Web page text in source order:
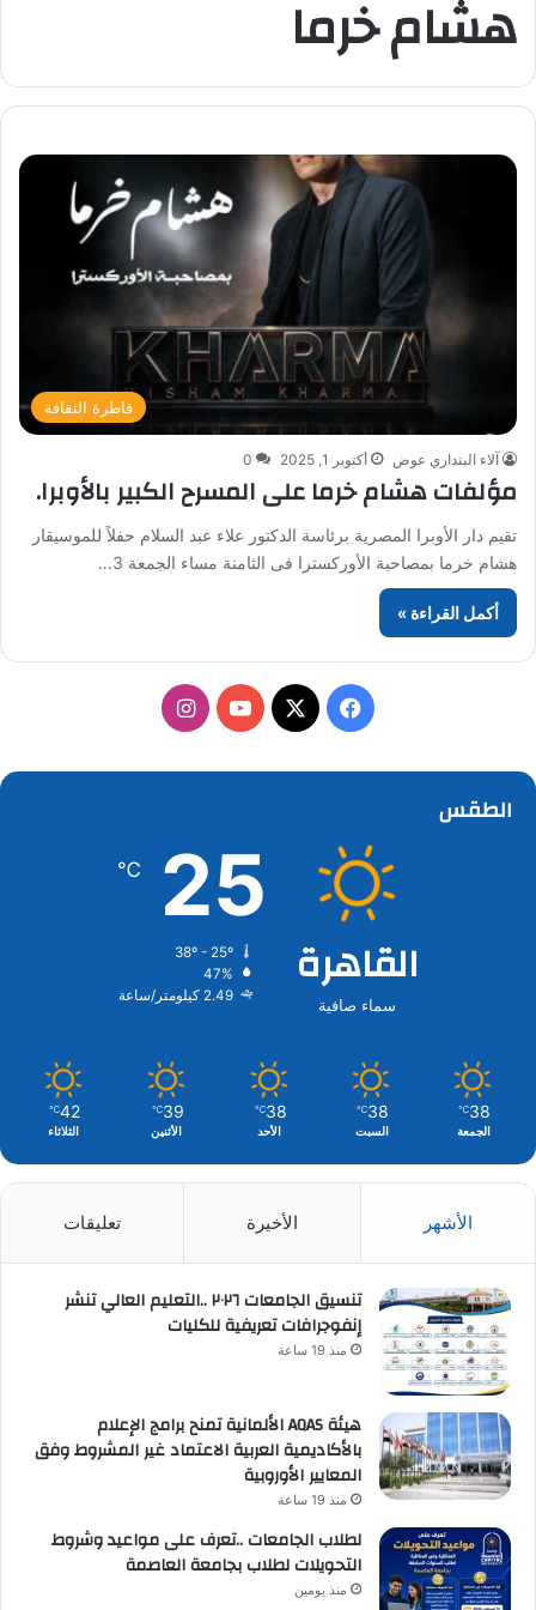
هشام خرما
قاطرة الثقافة
آلاء البنداري عوض أكتوبر 1, 2025 0
مؤلفات هشام خرما على المسرح الكبير بالأوبرا.
تقيم دار الأوبرا المصرية برئاسة الدكتور علاء عبد السلام حفلاً للموسيقار
هشام خرما بمصاحبة الأوركسترا فى الثامنة مساء الجمعة 3…
أكمل القراءة »
فيسبوك
‫X
‫YouTubeانستقرام
الطقس
القاهرة
سماء صافية
25
℃
47%
2.49 كيلومتر/ساعة
38
℃
الجمعة
38
℃
السبت
38
℃
الأحد
39
℃
الأثنين
42
℃
الثلاثاء
الأشهر الأخيرة تعليقات
تنسيق الجامعات ٢٠٢٦ ..التعليم العالي تنشر
إنفوجرافات تعريفية للكليات
منذ 19 ساعة
هيئة AQAS الألمانية تمنح برامج الإعلام
بالأكاديمية العربية الاعتماد غير المشروط وفق
المعايير الأوروبية
منذ 19 ساعة
لطلاب الجامعات ..تعرف على مواعيد وشروط
التحويلات لطلاب بجامعة العاصمة
منذ يومين